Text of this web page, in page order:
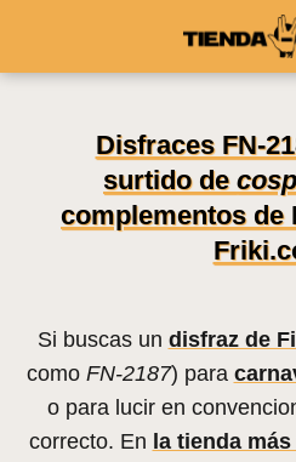
Disfraces FN-
surtido de
complementos de
Si buscas un disfraz de
como FN-2187) para
o para lucir en
correcto. En la tienda